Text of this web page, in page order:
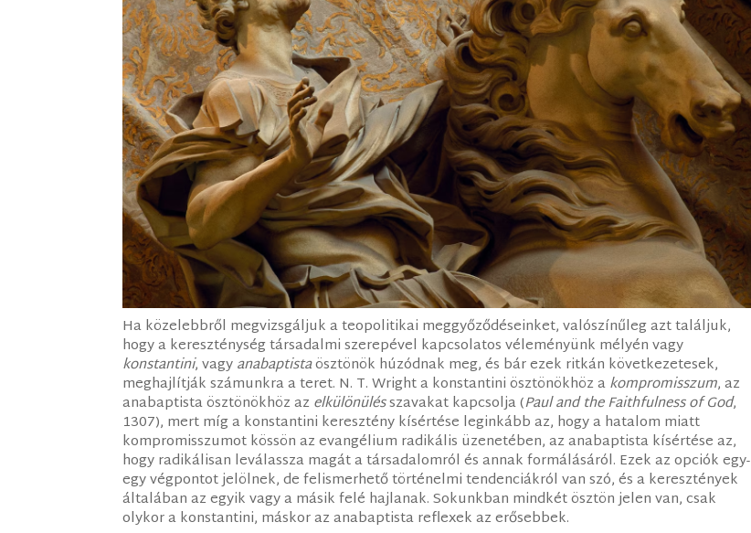
Ha közelebbről megvizsgáljuk a teopolitikai meggyőződéseinket, valószínűleg azt találjuk,
hogy a kereszténység társadalmi szerepével kapcsolatos véleményünk mélyén vagy
konstantini, vagyanabaptistaösztönök húzódnak meg, és bár ezek ritkán következetesek,
meghajlítják számunkra a teret. N. T. Wright a konstantini ösztönökhöz akompromisszum, az
anabaptista ösztönökhöz az elkülönülésszavakat kapcsolja (Paul and the Faithfulness of God,
1307), mert míg a konstantini keresztény kísértése leginkább az, hogy a hatalom miatt
kompromisszumot kössön az evangélium radikális üzenetében, az anabaptista kísértése az,
hogy radikálisan leválassza magát a társadalomról és annak formálásáról. Ezek az opciók egy-
egy végpontot jelölnek, de felismerhető történelmi tendenciákról van szó, és a keresztények
általában az egyik vagy a másik felé hajlanak. Sokunkban mindkét ösztön jelen van, csak
olykor a konstantini, máskor az anabaptista reflexek az erősebbek.